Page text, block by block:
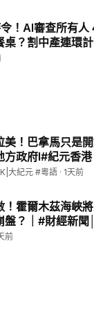
！AI審查所有人
桌？割中產連環
美！巴拿馬只是
方政府l#紀元香
大紀元 #粵語 · 1天前
！霍爾木茲海峽
盤？｜#財經新
前